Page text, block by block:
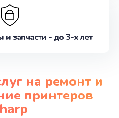
и запчасти - до 3-х лет
на ремонт и
принтеров